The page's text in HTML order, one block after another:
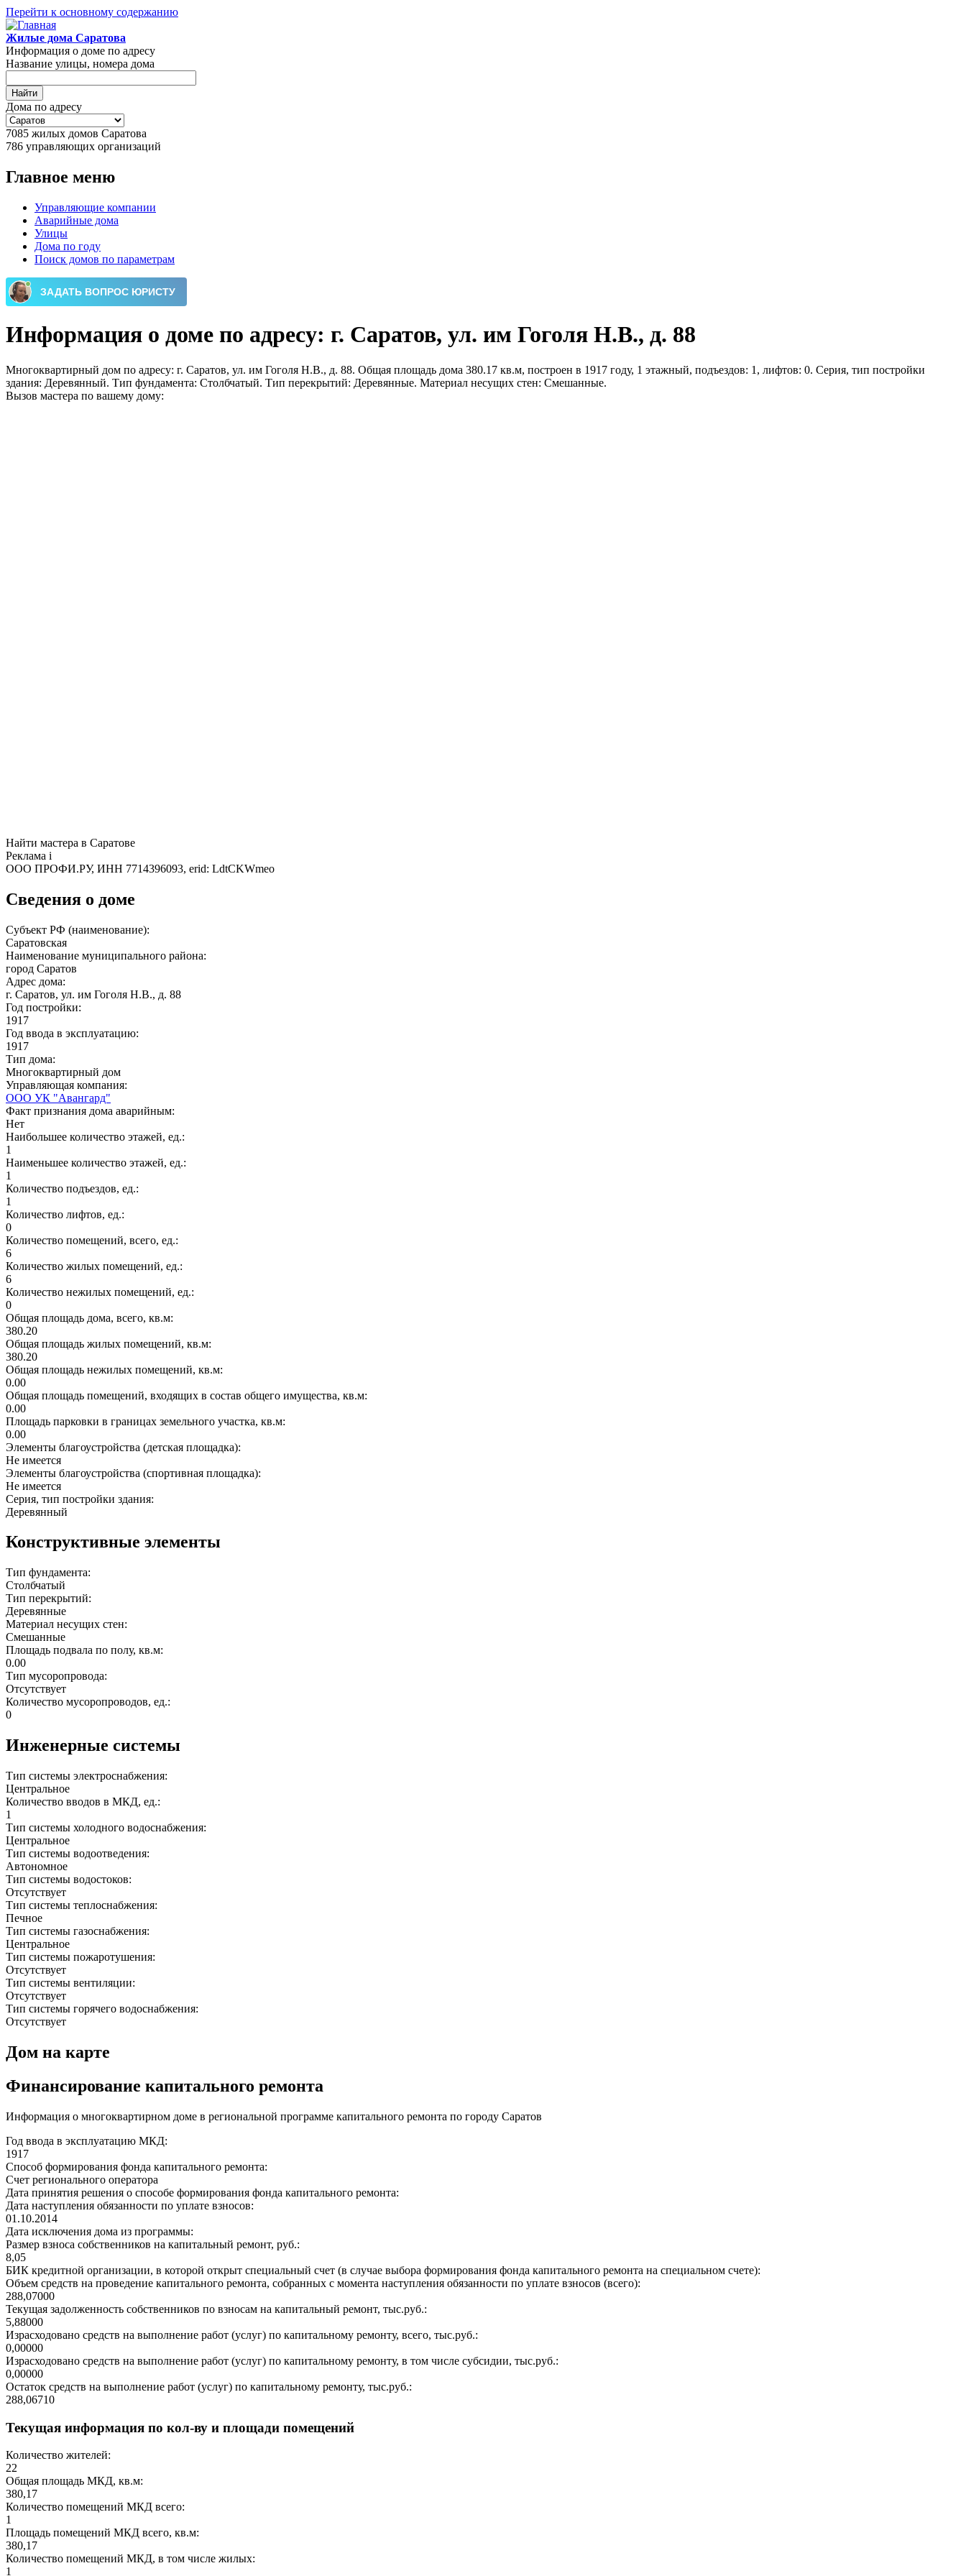
Перейти к основному содержанию
Жилые дома Саратова
Информация о доме по адресу
Название улицы, номера дома
Дома по адресу
7085 жилых домов Саратова
786 управляющих организаций
Главное меню
Управляющие компании
Аварийные дома
Улицы
Дома по году
Поиск домов по параметрам
Информация о доме по адресу: г. Саратов, ул. им Гоголя Н.В., д. 88
Многоквартирный дом по адресу: г. Саратов, ул. им Гоголя Н.В., д. 88. Общая площадь дома 380.17 кв.м, построен в 1917 году, 1 этажный, подъездов: 1, лифтов: 0. Серия, тип постройки
здания: Деревянный. Тип фундамента: Столбчатый. Тип перекрытий: Деревянные. Материал несущих стен: Смешанные.
Вызов мастера по вашему дому:
Найти мастера в Саратове
Реклама i
ООО ПРОФИ.РУ, ИНН 7714396093, erid: LdtCKWmeo
Сведения о доме
Субъект РФ (наименование):
Саратовская
Наименование муниципального района:
город Саратов
Адрес дома:
г. Саратов, ул. им Гоголя Н.В., д. 88
Год постройки:
1917
Год ввода в эксплуатацию:
1917
Тип дома:
Многоквартирный дом
Управляющая компания:
ООО УК "Авангард"
Факт признания дома аварийным:
Нет
Наибольшее количество этажей, ед.:
1
Наименьшее количество этажей, ед.:
1
Количество подъездов, ед.:
1
Количество лифтов, ед.:
0
Количество помещений, всего, ед.:
6
Количество жилых помещений, ед.:
6
Количество нежилых помещений, ед.:
0
Общая площадь дома, всего, кв.м:
380.20
Общая площадь жилых помещений, кв.м:
380.20
Общая площадь нежилых помещений, кв.м:
0.00
Общая площадь помещений, входящих в состав общего имущества, кв.м:
0.00
Площадь парковки в границах земельного участка, кв.м:
0.00
Элементы благоустройства (детская площадка):
Не имеется
Элементы благоустройства (спортивная площадка):
Не имеется
Серия, тип постройки здания:
Деревянный
Конструктивные элементы
Тип фундамента:
Столбчатый
Тип перекрытий:
Деревянные
Материал несущих стен:
Смешанные
Площадь подвала по полу, кв.м:
0.00
Тип мусоропровода:
Отсутствует
Количество мусоропроводов, ед.:
0
Инженерные системы
Тип системы электроснабжения:
Центральное
Количество вводов в МКД, ед.:
1
Тип системы холодного водоснабжения:
Центральное
Тип системы водоотведения:
Автономное
Тип системы водостоков:
Отсутствует
Тип системы теплоснабжения:
Печное
Тип системы газоснабжения:
Центральное
Тип системы пожаротушения:
Отсутствует
Тип системы вентиляции:
Отсутствует
Тип системы горячего водоснабжения:
Отсутствует
Дом на карте
Финансирование капитального ремонта
Информация о многоквартирном доме в региональной программе капитального ремонта по городу Саратов
Год ввода в эксплуатацию МКД:
1917
Способ формирования фонда капитального ремонта:
Счет регионального оператора
Дата принятия решения о способе формирования фонда капитального ремонта:
Дата наступления обязанности по уплате взносов:
01.10.2014
Дата исключения дома из программы:
Размер взноса собственников на капитальный ремонт, руб.:
8,05
БИК кредитной организации, в которой открыт специальный счет (в случае выбора формирования фонда капитального ремонта на специальном счете):
Объем средств на проведение капитального ремонта, собранных с момента наступления обязанности по уплате взносов (всего):
288,07000
Текущая задолженность собственников по взносам на капитальный ремонт, тыс.руб.:
5,88000
Израсходовано средств на выполнение работ (услуг) по капитальному ремонту, всего, тыс.руб.:
0,00000
Израсходовано средств на выполнение работ (услуг) по капитальному ремонту, в том числе субсидии, тыс.руб.:
0,00000
Остаток средств на выполнение работ (услуг) по капитальному ремонту, тыс.руб.:
288,06710
Текущая информация по кол-ву и площади помещений
Количество жителей:
22
Общая площадь МКД, кв.м:
380,17
Количество помещений МКД всего:
1
Площадь помещений МКД всего, кв.м:
380,17
Количество помещений МКД, в том числе жилых:
1